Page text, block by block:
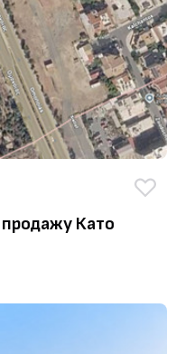
Като